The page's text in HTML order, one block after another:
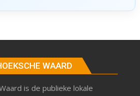
vrijwilligers radio- en
Waard.
HOEKSCHE